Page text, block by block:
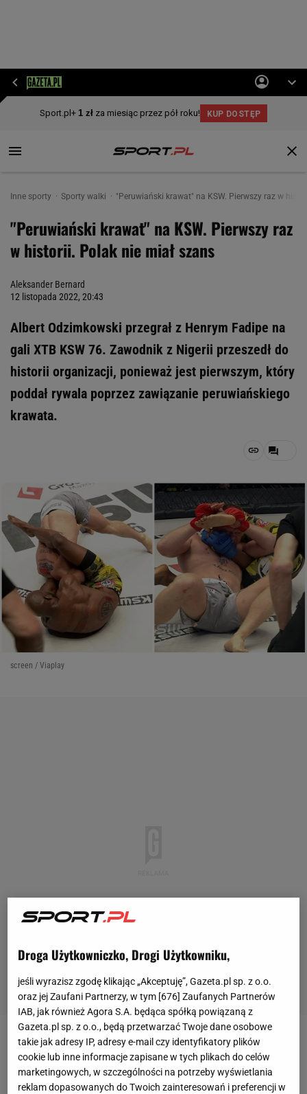
Inne sporty Sporty walki "Peruwiański krawat" na KSW. Pierwszy raz w
"Peruwiański krawat" na KSW. Pierwszy raz
w historii. Polak nie miał szans
Aleksander Bernard
12 listopada 2022, 20:43
Albert Odzimkowski przegrał z Henrym Fadipe na
gali XTB KSW 76. Zawodnik z Nigerii przeszedł do
historii organizacji, ponieważ jest pierwszym, który
poddał rywala poprzez zawiązanie peruwiańskiego
krawata.
screen / Viaplay
Albert Odzimkowski (12-7) walczył w 2022 roku z
Irlandczykiem Tommym Quinnem. Pierwszy
pojedynek wmarcunaKSW68 pierwotnie zakończył
Droga Użytkowniczko, Drogi Użytkowniku,
jeśli wyrazisz zgodę klikając „Akceptuję”, Gazeta.pl sp. z o.o.
oraz jej Zaufani Partnerzy, w tym [676] Zaufanych Partnerów
IAB, jak również Agora S.A. będąca spółką powiązaną z
Gazeta.pl sp. z o.o., będą przetwarzać Twoje dane osobowe
takie jak adresy IP, adresy e-mail czy identyfikatory plików
cookie lub inne informacje zapisane w tych plikach do celów
marketingowych, w szczególności na potrzeby wyświetlania
reklam dopasowanych do Twoich zainteresowań i preferencji w